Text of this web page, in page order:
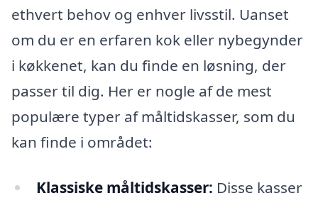
ethvert behov og enhver livsstil. Uanset
om du er en erfaren kok eller nybegynder
i køkkenet, kan du finde en løsning, der
passer til dig. Her er nogle af de mest
populære typer af måltidskasser, som du
kan finde i området:
Klassiske måltidskasser: Disse kasser